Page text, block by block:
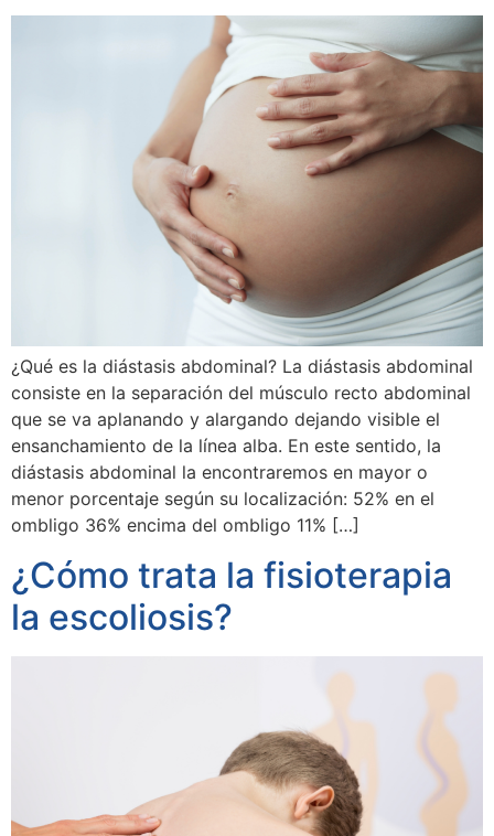
¿Qué es la diástasis abdominal? La diástasis abdominal
consiste en la separación del músculo recto abdominal
que se va aplanando y alargando dejando visible el
ensanchamiento de la línea alba. En este sentido, la
diástasis abdominal la encontraremos en mayor o
menor porcentaje según su localización: 52% en el
ombligo 36% encima del ombligo 11% […]
¿Cómo trata la fisioterapia
la escoliosis?